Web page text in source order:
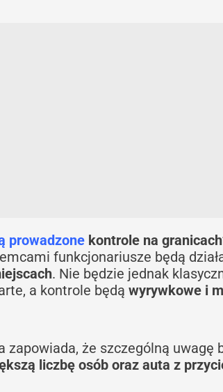
prowadzone kontrole na
funkcjonariusze będą
. Nie będzie jednak
a kontrole będą wyrywkowe i
zapowiada, że szczególną uwagę
liczbę osób oraz auta z